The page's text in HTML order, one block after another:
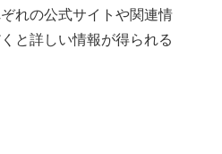
れの公式サイトや関連情
と詳しい情報が得られる